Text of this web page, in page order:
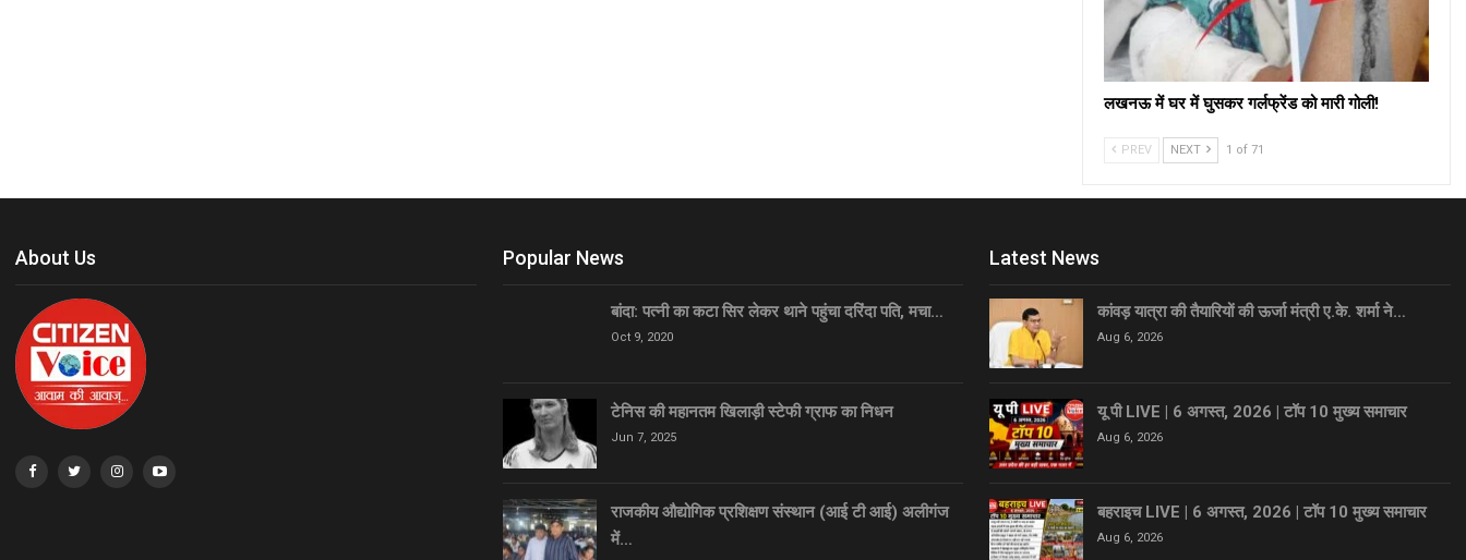
लखनऊ में घर में घुसकर गर्लफ्रेंड को मारी गोली!
PREV NEXT 1 of 71
About Us Popular News
बांदा: पत्नी का कटा सिर लेकर थाने पहुंचा दरिंदा पति, मचा…
Oct 9, 2020
टेनिस की महानतम खिलाड़ी स्टेफी ग्राफ का निधन
Jun 7, 2025
राजकीय औद्योगिक प्रशिक्षण संस्थान (आई टी आई) अलीगंज
में…
Latest News
कांवड़ यात्रा की तैयारियों की ऊर्जा मंत्री ए.के. शर्मा ने…
Aug 6, 2026
यू पी LIVE | 6 अगस्त, 2026 | टॉप 10 मुख्य समाचार
Aug 6, 2026
बहराइच LIVE | 6 अगस्त, 2026 | टॉप 10 मुख्य समाचार
Aug 6, 2026